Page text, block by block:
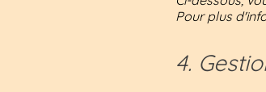
Pour plus
4.